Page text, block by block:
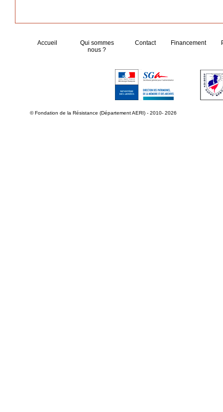
Accueil
Qui sommes
nous ?
Contact Financement
© Fondation de la Résistance (Département AERI) - 2010- 2026